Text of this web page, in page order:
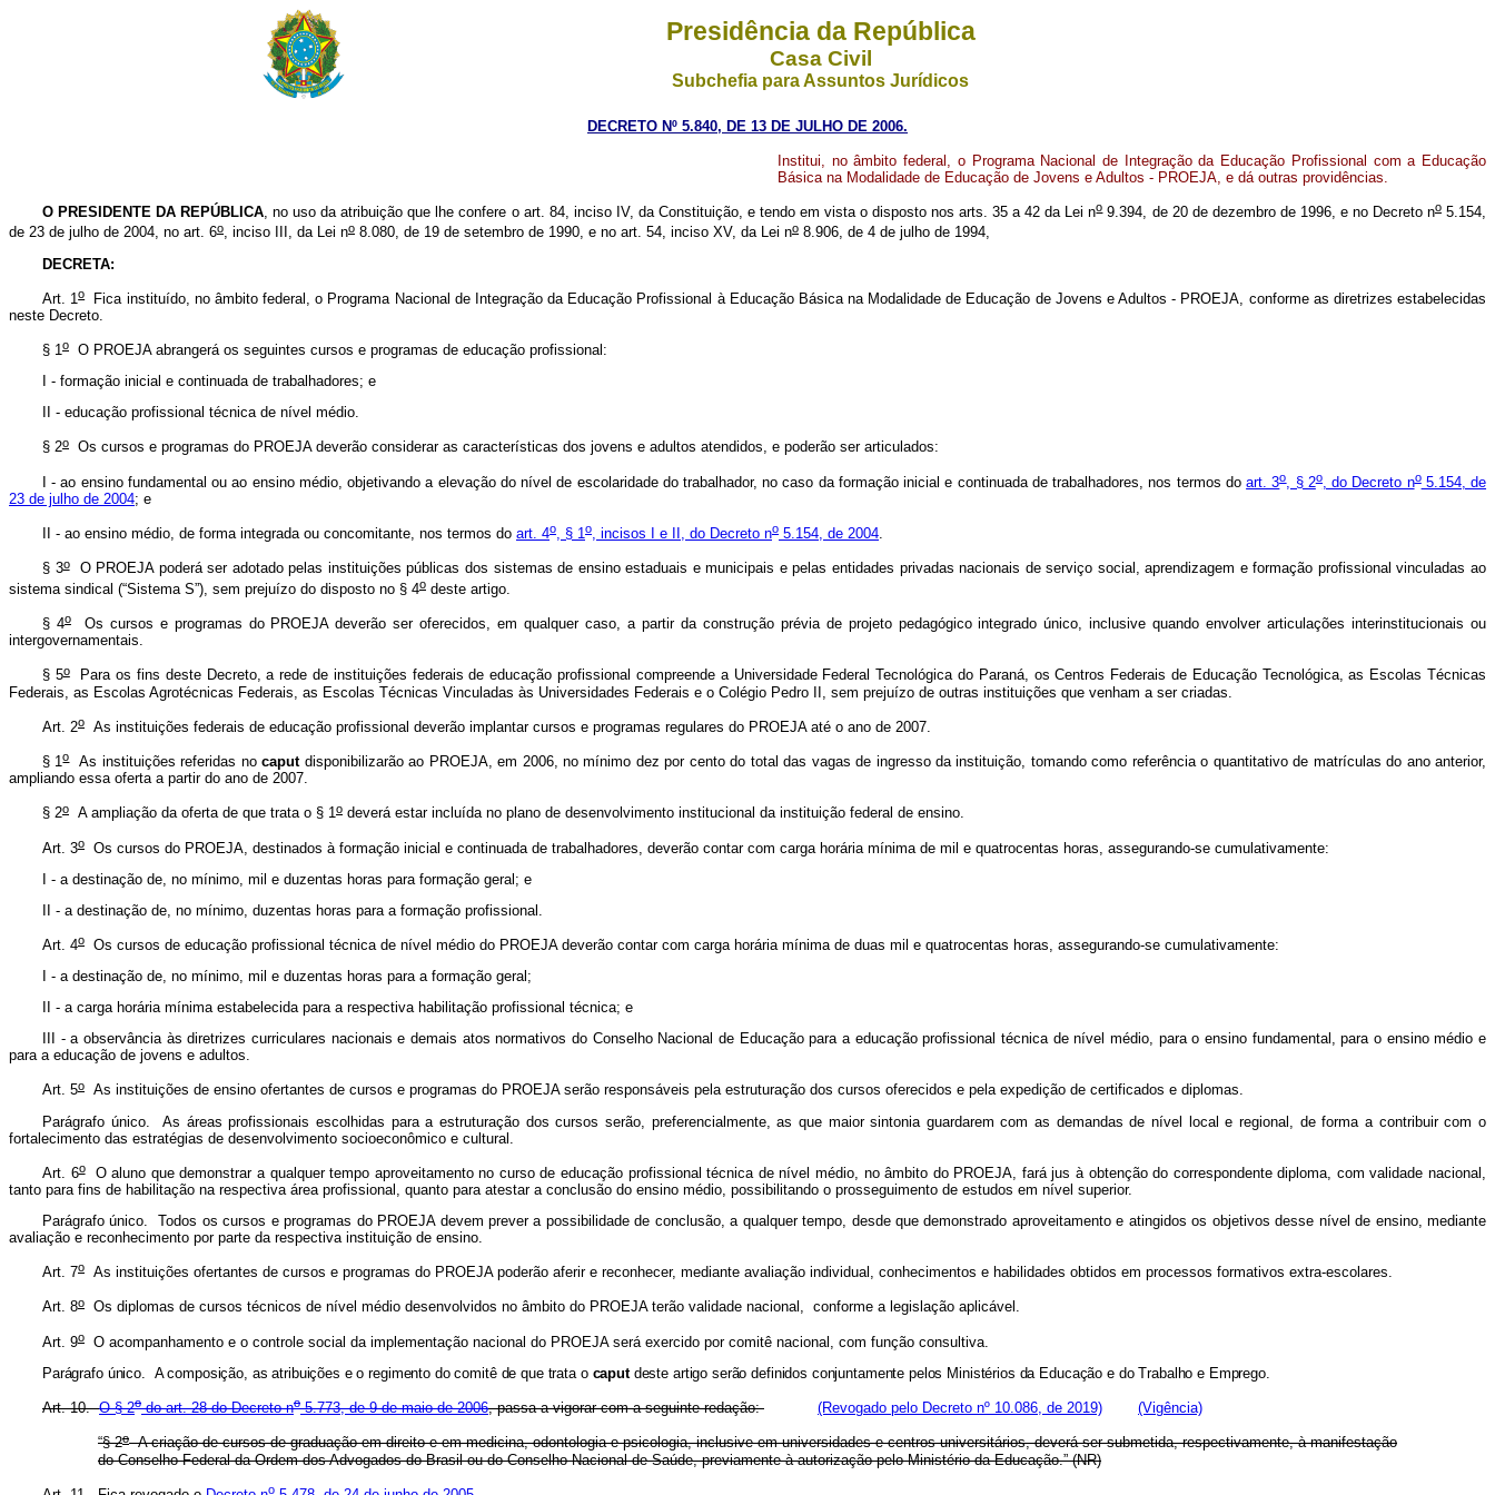
Presidência da República
Casa Civil
Subchefia para Assuntos Jurídicos
DECRETO Nº 5.840, DE 13 DE JULHO DE 2006.
Institui, no âmbito federal, o Programa Nacional de Integração da Educação Profissional com a Educação
Básica na Modalidade de Educação de Jovens e Adultos - PROEJA, e dá outras providências.
O PRESIDENTE DA REPÚBLICA, no uso da atribuição que lhe confere o art. 84, inciso IV, da Constituição, e tendo em vista o disposto nos arts. 35 a 42 da Lei no9.394, de 20 de dezembro de 1996, e no Decreto no5.154,
de 23 de julho de 2004, no art. 6o, inciso III, da Lei no 8.080, de 19 de setembro de 1990, e no art. 54, inciso XV, da Lei no 8.906, de 4 de julho de 1994,
DECRETA:
Art. 1oFica instituído, no âmbito federal, o Programa Nacional de Integração da Educação Profissional à Educação Básica na Modalidade de Educação de Jovens e Adultos - PROEJA, conforme as diretrizes estabelecidas
neste Decreto.
§ 1o
O PROEJA abrangerá os seguintes cursos e programas de educação profissional:
I - formação inicial e continuada de trabalhadores; e
II - educação profissional técnica de nível médio.
§ 2o Os cursos e programas do PROEJA deverão considerar as características dos jovens e adultos atendidos, e poderão ser articulados:
I - ao ensino fundamental ou ao ensino médio, objetivando a elevação do nível de escolaridade do trabalhador, no caso da formação inicial e continuada de trabalhadores, nos termos doart. 3o, § 2o, do Decreto no5.154, de
23 de julho de 2004; e
II - ao ensino médio, de forma integrada ou concomitante, nos termos do art. 4o, § 1o, incisos I e II, do Decreto no 5.154, de 2004.
§ 3oO PROEJA poderá ser adotado pelas instituições públicas dos sistemas de ensino estaduais e municipais e pelas entidades privadas nacionais de serviço social, aprendizagem e formação profissional vinculadas ao
sistema sindical (“Sistema S”), sem prejuízo do disposto no § 4o deste artigo.
§ 4oOs cursos e programas do PROEJA deverão ser oferecidos, em qualquer caso, a partir da construção prévia de projeto pedagógico integrado único, inclusive quando envolver articulações interinstitucionais ou
intergovernamentais.
§ 5oPara os fins deste Decreto, a rede de instituições federais de educação profissional compreende a Universidade Federal Tecnológica do Paraná, os Centros Federais de Educação Tecnológica, as Escolas Técnicas
Federais, as Escolas Agrotécnicas Federais, as Escolas Técnicas Vinculadas às Universidades Federais e o Colégio Pedro II, sem prejuízo de outras instituições que venham a ser criadas.
Art. 2o As instituições federais de educação profissional deverão implantar cursos e programas regulares do PROEJA até o ano de 2007.
§ 1oAs instituições referidas nocaputdisponibilizarão ao PROEJA, em 2006, no mínimo dez por cento do total das vagas de ingresso da instituição, tomando como referência o quantitativo de matrículas do ano anterior,
ampliando essa oferta a partir do ano de 2007.
§ 2o A ampliação da oferta de que trata o § 1o deverá estar incluída no plano de desenvolvimento institucional da instituição federal de ensino.
Art. 3o
Os cursos do PROEJA, destinados à formação inicial e continuada de trabalhadores, deverão contar com carga horária mínima de mil e quatrocentas horas, assegurando-se cumulativamente:
I - a destinação de, no mínimo, mil e duzentas horas para formação geral; e
II - a destinação de, no mínimo, duzentas horas para a formação profissional.
Art. 4o
Os cursos de educação profissional técnica de nível médio do PROEJA deverão contar com carga horária mínima de duas mil e quatrocentas horas, assegurando-se cumulativamente:
I - a destinação de, no mínimo, mil e duzentas horas para a formação geral;
II - a carga horária mínima estabelecida para a respectiva habilitação profissional técnica; e
III - a observância às diretrizes curriculares nacionais e demais atos normativos do Conselho Nacional de Educação para a educação profissional técnica de nível médio, para o ensino fundamental, para o ensino médio e
para a educação de jovens e adultos.
Art. 5o
As instituições de ensino ofertantes de cursos e programas do PROEJA serão responsáveis pela estruturação dos cursos oferecidos e pela expedição de certificados e diplomas.
Parágrafo único. As áreas profissionais escolhidas para a estruturação dos cursos serão, preferencialmente, as que maior sintonia guardarem com as demandas de nível local e regional, de forma a contribuir com o
fortalecimento das estratégias de desenvolvimento socioeconômico e cultural.
Art. 6oO aluno que demonstrar a qualquer tempo aproveitamento no curso de educação profissional técnica de nível médio, no âmbito do PROEJA, fará jus à obtenção do correspondente diploma, com validade nacional,
tanto para fins de habilitação na respectiva área profissional, quanto para atestar a conclusão do ensino médio, possibilitando o prosseguimento de estudos em nível superior.
Parágrafo único. Todos os cursos e programas do PROEJA devem prever a possibilidade de conclusão, a qualquer tempo, desde que demonstrado aproveitamento e atingidos os objetivos desse nível de ensino, mediante
avaliação e reconhecimento por parte da respectiva instituição de ensino.
Art. 7o As instituições ofertantes de cursos e programas do PROEJA poderão aferir e reconhecer, mediante avaliação individual, conhecimentos e habilidades obtidos em processos formativos extra-escolares.
Art. 8o Os diplomas de cursos técnicos de nível médio desenvolvidos no âmbito do PROEJA terão validade nacional, conforme a legislação aplicável.
Art. 9o
O acompanhamento e o controle social da implementação nacional do PROEJA será exercido por comitê nacional, com função consultiva.
Parágrafo único. A composição, as atribuições e o regimento do comitê de que trata o caputdeste artigo serão definidos conjuntamente pelos Ministérios da Educação e do Trabalho e Emprego.
Art. 10.O § 2odo art. 28 do Decreto no5.773, de 9 de maio de 2006, passa a vigorar com a seguinte redação: (Revogado pelo Decreto nº 10.086, de 2019) (Vigência)
“§ 2oA criação de cursos de graduação em direito e em medicina, odontologia e psicologia, inclusive em universidades e centros universitários, deverá ser submetida, respectivamente, à manifestação
do Conselho Federal da Ordem dos Advogados do Brasil ou do Conselho Nacional de Saúde, previamente à autorização pelo Ministério da Educação.” (NR)
o